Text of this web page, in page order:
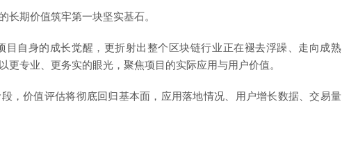
长期价值筑牢第一块坚实基石。
目自身的成长觉醒，更折射出整个区块链行业正在褪去浮躁、走向成熟
专业、更务实的眼光，聚焦项目的实际应用与用户价值。
，价值评估将彻底回归基本面，应用落地情况、用户增长数据、交易量